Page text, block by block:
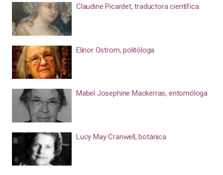
Claudine Picardet, traductora científica
Elinor Ostrom, politóloga
Mabel Josephine Mackerras, entomóloga
Lucy May Cranwell, botánica